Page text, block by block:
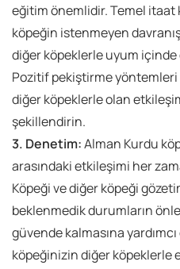
eğitim önemlidir. Temel itaat
köpeğin istenmeyen
diğer köpeklerle uyum içinde
Pozitif pekiştirme
diğer köpeklerle olan
şekillendirin.
3. Denetim:Alman Kurdu
arasındaki etkileşimi her
Köpeği ve diğer köpeği
beklenmedik durumların
güvende kalmasına
köpeğinizin diğer köpeklerle